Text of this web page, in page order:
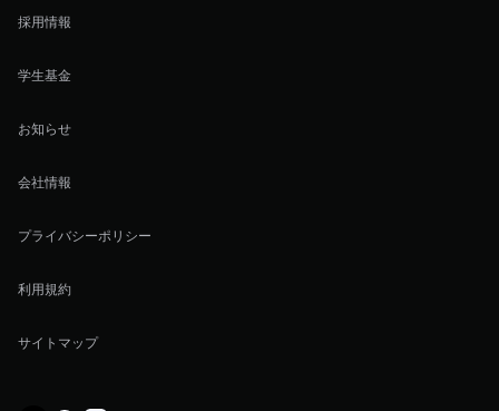
採用情報
学生基金
お知らせ
会社情報
プライバシーポリシー
利用規約
サイトマップ